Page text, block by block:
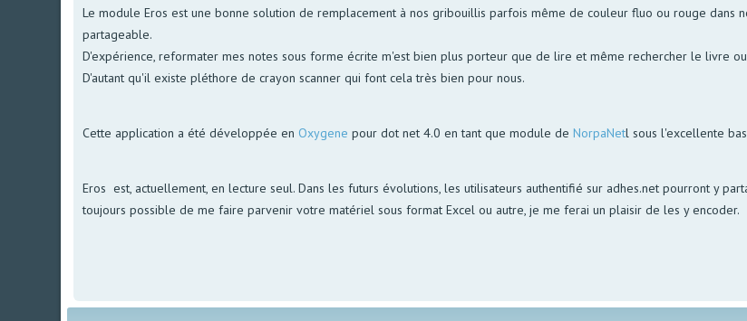
Le module Eros est une bonne solution de remplacement à nos gribouillis parfois même de couleur fluo ou rouge dans
partageable.
D'expérience, reformater mes notes sous forme écrite m'est bien plus porteur que de lire et même rechercher le livre
D'autant qu'il existe pléthore de crayon scanner qui font cela très bien pour nous.
Cette application a été développée en Oxygene pour dot net 4.0 en tant que module deNorpaNetl sous l'excellente
Eros est, actuellement, en lecture seul. Dans les futurs évolutions, les utilisateurs authentifié sur adhes.net pourront y
toujours possible de me faire parvenir votre matériel sous format Excel ou autre, je me ferai un plaisir de les y encoder.